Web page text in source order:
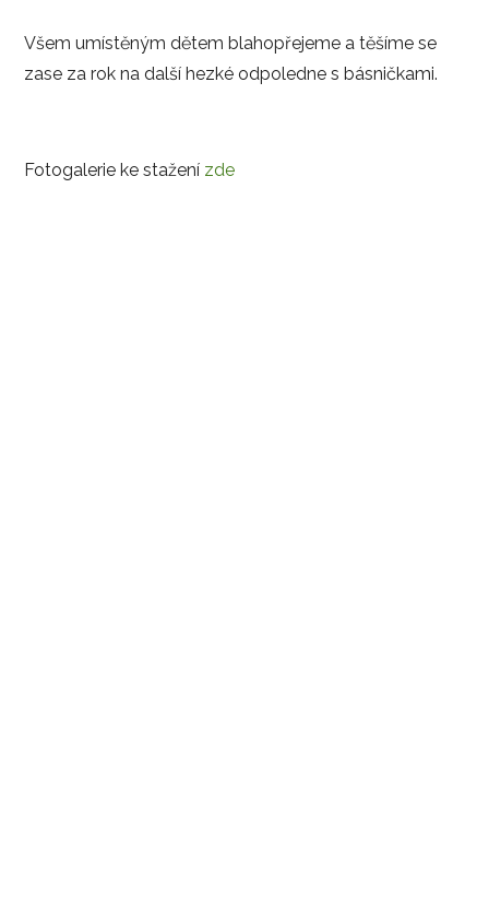
Všem umístěným dětem blahopřejeme a těšíme se
zase za rok na další hezké odpoledne s básničkami.
Fotogalerie ke stažení zde